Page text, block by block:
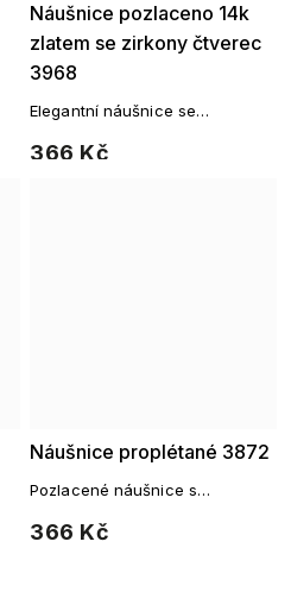
Náušnice pozlaceno 14k
zlatem se zirkony čtverec
3968
366 Kč
Elegantní náušnice se
Náušnice proplétané 3872
366 Kč
Pozlacené náušnice s